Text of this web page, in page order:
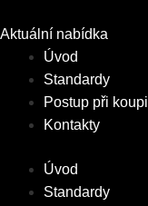
na
obsah
Aktuální nabídka
Úvod
Standardy
Postup při koupi
Kontakty
Úvod
Standardy